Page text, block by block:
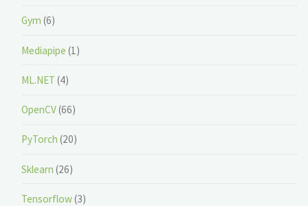
Gym (6)
Mediapipe (1)
ML.NET (4)
OpenCV(66)
PyTorch (20)
Sklearn (26)
Tensorflow(3)